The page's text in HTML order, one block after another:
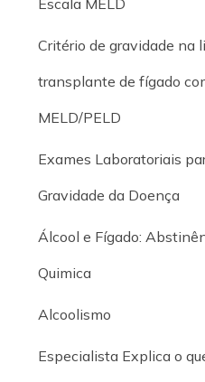
Escala MELD
Critério de gravidade na
transplante de fígado
MELD/PELD
Exames Laboratoriais
Gravidade da Doença
Álcool e Fígado:
Quimica
Alcoolismo
Especialista Explica o